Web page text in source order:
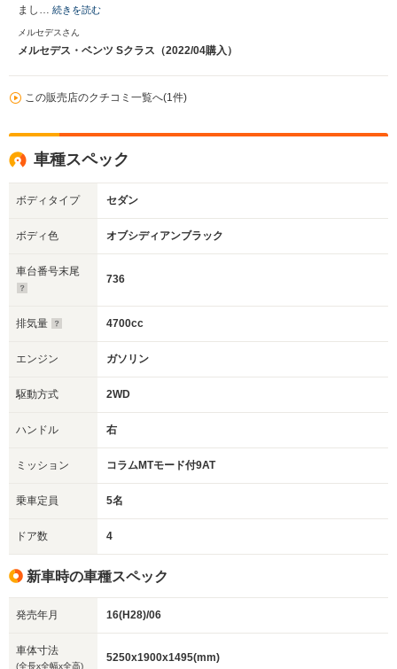
まし… 続きを読む
メルセデスさん
メルセデス・ベンツ Sクラス（2022/04購入）
この販売店のクチコミ一覧へ(1件)
車種スペック
ボディタイプ セダン
ボディ色 オブシディアンブラック
車台番号末尾
736
排気量 4700cc
エンジン ガソリン
駆動方式 2WD
ハンドル 右
ミッション コラムMTモード付9AT
乗車定員 5名
ドア数 4
新車時の車種スペック
発売年月 16(H28)/06
車体寸法
(全長x全幅x全高)
5250x1900x1495(mm)